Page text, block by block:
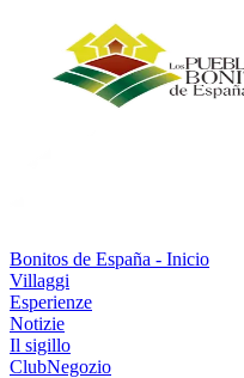
Bonitos de España - Inicio
Villaggi
Esperienze
Notizie
Il sigillo
ClubNegozio